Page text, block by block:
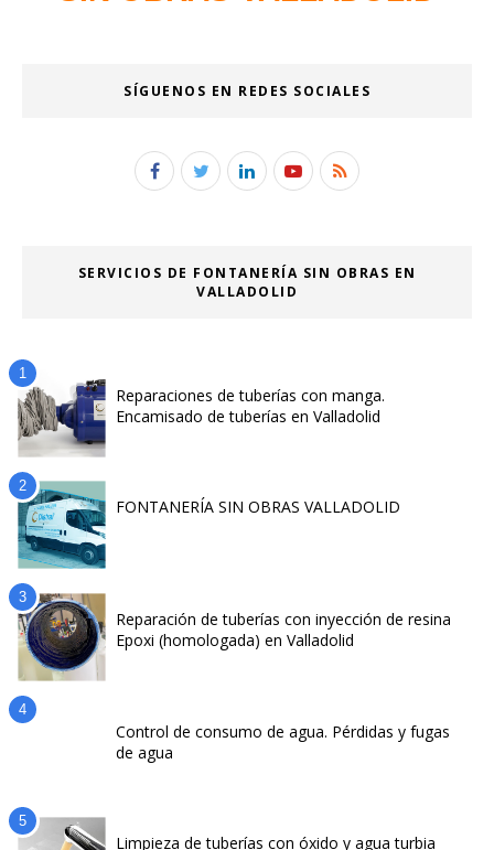
SÍGUENOS EN REDES SOCIALES
SERVICIOS DE FONTANERÍA SIN OBRAS EN
VALLADOLID
Reparaciones de tuberías con manga.
Encamisado de tuberías en Valladolid
FONTANERÍA SIN OBRAS VALLADOLID
Reparación de tuberías con inyección de resina
Epoxi (homologada) en Valladolid
Control de consumo de agua. Pérdidas y fugas
de agua
Limpieza de tuberías con óxido y agua turbia